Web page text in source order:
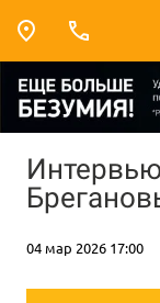
04 мар 2026 17:00